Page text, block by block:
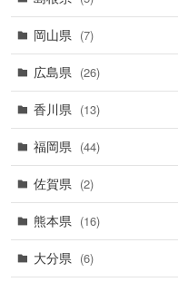
(3)
(1)
岡山県 (7)
広島県 (26)
香川県 (13)
福岡県 (44)
佐賀県 (2)
熊本県 (16)
大分県 (6)